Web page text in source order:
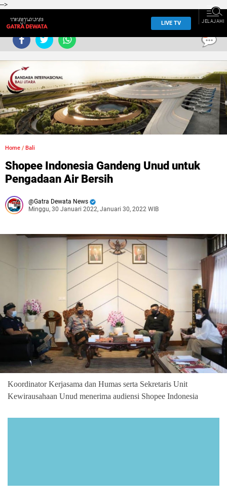
-->
LIVE TV JELAJAHI
Home / Bali
Shopee Indonesia Gandeng Unud untuk
Pengadaan Air Bersih
Gatra Dewata News
Minggu, 30 Januari 2022, Januari 30, 2022 WIB
Koordinator Kerjasama dan Humas serta Sekretaris Unit
Kewirausahaan Unud menerima audiensi Shopee Indonesia